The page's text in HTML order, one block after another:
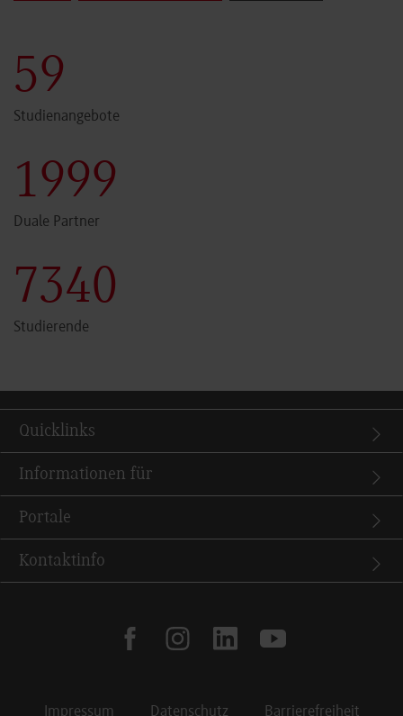
60
Studienangebote
2000
Duale Partner
7341
Studierende
Quicklinks
Informationen für
Portale
Kontaktinfo
facebookinstagramlinkedin youtube